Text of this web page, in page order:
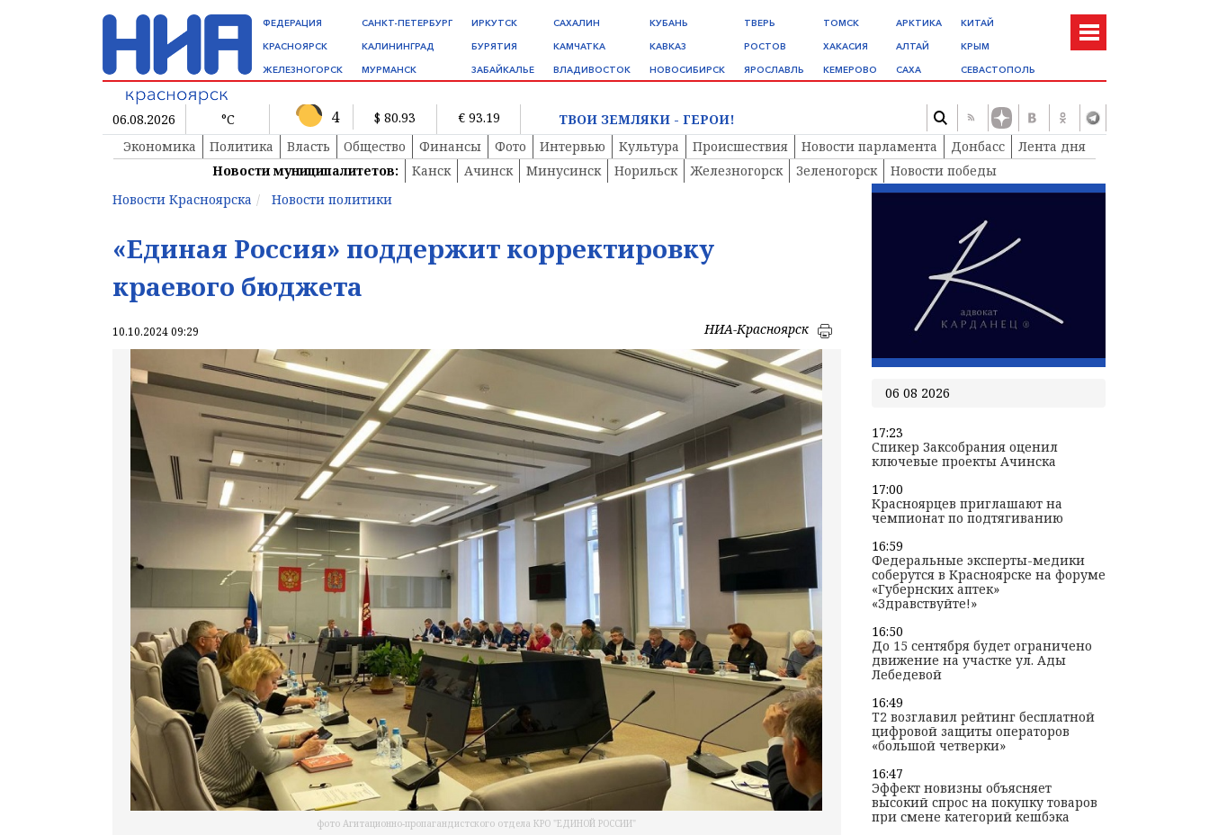
ФЕДЕРАЦИЯ
КРАСНОЯРСК
ЖЕЛЕЗНОГОРСК
САНКТ-ПЕТЕРБУРГ
КАЛИНИНГРАД
МУРМАНСК
ИРКУТСК
БУРЯТИЯ
ЗАБАЙКАЛЬЕ
САХАЛИН
КАМЧАТКА
ВЛАДИВОСТОК
КУБАНЬ
КАВКАЗ
НОВОСИБИРСК
ТВЕРЬ
РОСТОВ
ЯРОСЛАВЛЬ
ТОМСК
ХАКАСИЯ
КЕМЕРОВО
АРКТИКА
АЛТАЙ
САХА
КИТАЙ
КРЫМ
СЕВАСТОПОЛЬ
06.08.2026 °C 4 $ 80.93 € 93.19
ТВОИ ЗЕМЛЯКИ - ГЕРОИ!
Экономика
Политика Власть Общество Финансы Фото Интервью Культура Происшествия Новости парламента Донбасс
Лента дня
Новости муниципалитетов:
Канск Ачинск Минусинск Норильск Железногорск Зеленогорск
Новости победы
Новости Красноярска
Новости политики
«Единая Россия» поддержит корректировку
краевого бюджета
10.10.2024 09:29 НИА-Красноярск
фото Агитационно-пропагандистского отдела КРО "ЕДИНОЙ РОССИИ"
06 08 2026
17:23
Спикер Заксобрания оценил
ключевые проекты Ачинска
17:00
Красноярцев приглашают на
чемпионат по подтягиванию
16:59
Федеральные эксперты-медики
соберутся в Красноярске на форуме
«Губернских аптек»
«Здравствуйте!»
16:50
До 15 сентября будет ограничено
движение на участке ул. Ады
Лебедевой
16:49
T2 возглавил рейтинг бесплатной
цифровой защиты операторов
«большой четверки»
16:47
Эффект новизны объясняет
высокий спрос на покупку товаров
при смене категорий кешбэка